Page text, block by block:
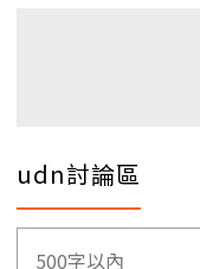
udn討論區